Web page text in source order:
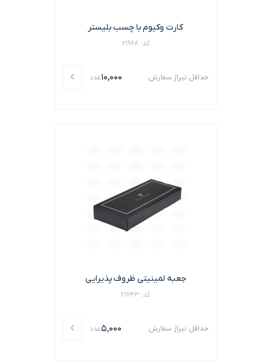
کارت وکیوم با چسب بلیستر
کد: 21968
حداقل تیراژ سفارش 10,000عدد
جعبه لمینیتی ظروف پذیرایی
کد: 21643
حداقل تیراژ سفارش 5,000عدد